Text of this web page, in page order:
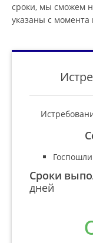
сроки, мы сможем
указаны с момента
Сроки
дней